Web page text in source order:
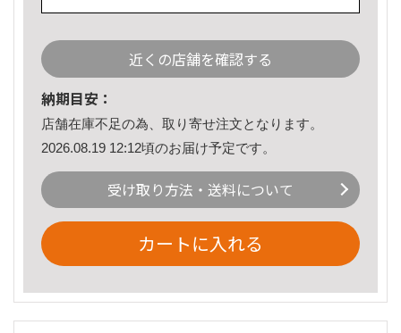
近くの店舗を確認する
納期目安：
店舗在庫不足の為、取り寄せ注文となります。
2026.08.19 12:12頃のお届け予定です。
受け取り方法・送料について
カートに入れる